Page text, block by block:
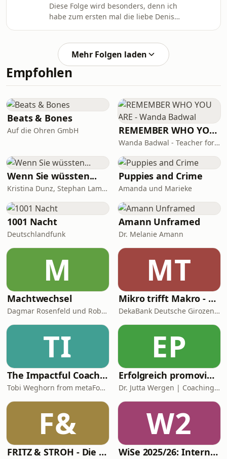
spannend. Diese Woche soll es um
die Serien The Boys und Invincible
gehen, welche ihr komplett auf
amazon prime sehen könnt . Wir
werden unter anderen
Diese Folge wird besonders, denn ich
habe zum ersten mal die liebe Denise
über den neuen Film The Death of
Robin Hood reden, welcher ab 18. Juni
in die Kinos kommt, doch auch zum
Glück ,sind wir vorher völlig
anderen darüber wie Denise zu
FIlmkritikerin wurde, was
Cancelculture heute ausmacht un
Mehr Folgen laden
Empfohlen
Beats & Bones
Auf die Ohren GmbH REMEMBER WHO YOU ARE - Wanda Badwal
Wanda Badwal - Teacher for Yoga & Meditation, Author, Speaker
Wenn Sie wüssten...
Kristina Dunz, Stephan Lamby und Eva Quadbeck
Puppies and Crime
Amanda und Marieke
1001 Nacht
Deutschlandfunk
Amann Unframed
Dr. Melanie Amann
M
Machtwechsel
Dagmar Rosenfeld und Robin Alexander
MT
Mikro trifft Makro - Das Finanzmarktgespräch
DekaBank Deutsche Girozentrale
TI
The Impactful Coach: Learn Coaching Skills & Coaching Demos
Tobi Weghorn from metaFox Coaching Tools
EP
Erfolgreich promovieren | Coachingzonen-Podcast | Promotionspodcast
Dr. Jutta Wergen | Coaching für Promovierende
F&
FRITZ & STROH - Die Fussballshow
W2
WiSe 2025/26: Internationales Privatrecht